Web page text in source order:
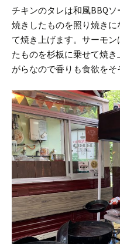
チキンのタレは和風BBQソ
焼きしたものを照り焼き
て焼き上げます。 サーモン
たものを杉板に乗せて焼
がらなので香りも食欲をそ